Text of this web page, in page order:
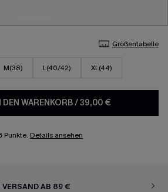
Größentabelle
M(38) L(40/42) XL(44)
DEN WARENKORB/39,00 €
Punkte. Details ansehen
VERSAND AB 89 €